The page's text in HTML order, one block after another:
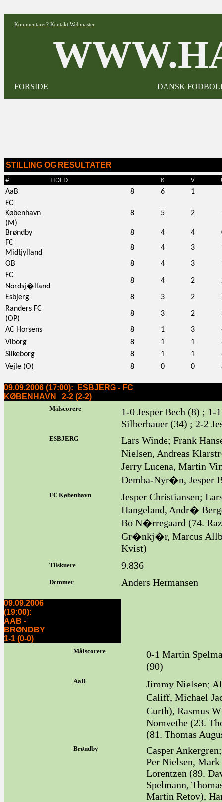
Kommentarer? Kontakt Webmaster
FORSIDE DANSK
STILLING OG RESULTATER
# HOLD K V
AaB 8 6 1
FC
København
(M)
8 5 2
Brøndby 8 4 4
FC
Midtjylland
8 4 3
OB
8 4 3
FC
Nordsj�lland
8 4 2
Esbjerg 8 3 2
Randers FC
(OP)
8 3 2
AC Horsens
8 1 3
Viborg
8 1 1
Silkeborg
8 1 1
Vejle (O)
8 0 0
09.09.2006 (17:00): ESBJERG - FC
KØBENHAVN 2-2 (2-2)
Målscorere
1-0 Jesper Bech (8) ;
Silberbauer (34) ; 2-2
ESBJERG
Lars Winde; Frank
Nielsen, Andreas
Jerry Lucena, Martin
Demba-Nyr�n, Jesper
FC København
Jesper Christiansen;
Hangeland, Andr�
Bo N�rregaard (74.
Gr�nkj�r, Marcus
Kvist)
Tilskuere 9.836
Dommer Anders Hermansen
09.09.2006
(19:00):
AAB -
BRØNDBY
1-1 (0-0)
Målscorere
0-1 Martin
(90)
AaB
Jimmy Nielsen;
Califf, Michael
Curth), Rasmus
Nomvethe (23.
(81. Thomas
Brøndby
Casper
Per Nielsen, Mark
Lorentzen (89.
Spelmann,
Martin Retov),